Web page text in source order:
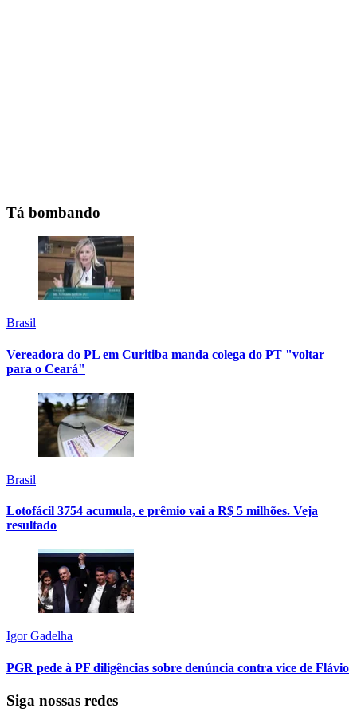
Tá bombando
Brasil
Vereadora do PL em Curitiba manda colega do PT "voltar
para o Ceará"
Brasil
Lotofácil 3754 acumula, e prêmio vai a R$ 5 milhões. Veja
resultado
Igor Gadelha
PGR pede à PF diligências sobre denúncia contra vice de Flávio
Siga nossas redes